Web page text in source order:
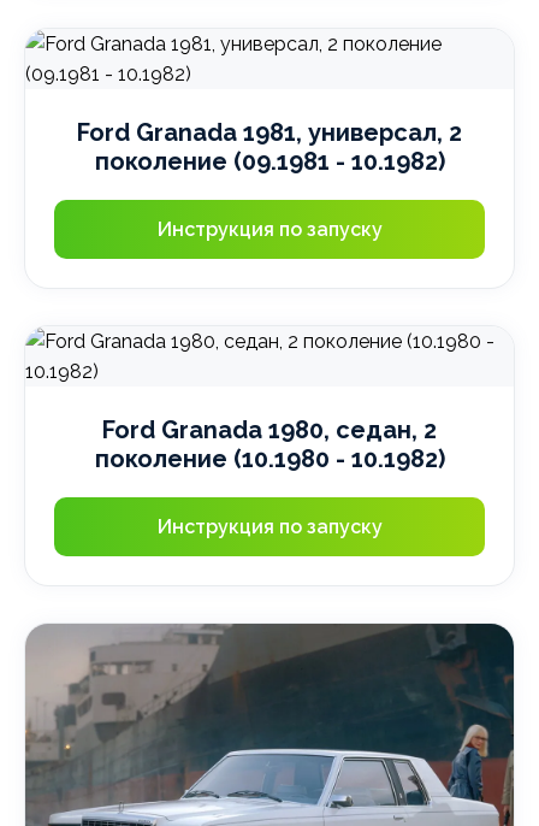
Ford Granada 1981, универсал, 2
поколение (09.1981 - 10.1982)
Инструкция по запуску
Ford Granada 1980, седан, 2
поколение (10.1980 - 10.1982)
Инструкция по запуску